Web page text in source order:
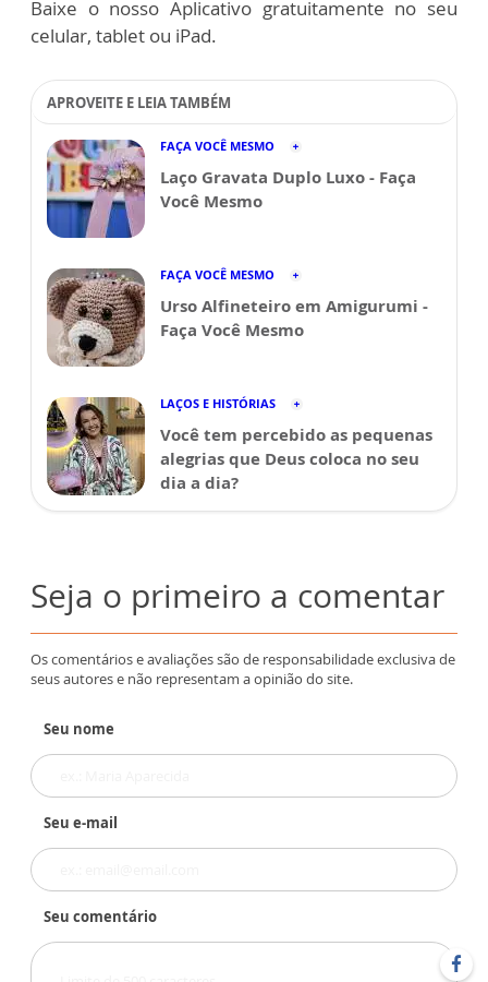
Baixe o nosso Aplicativo gratuitamente no seu
celular, tablet ou iPad.
APROVEITE E LEIA TAMBÉM
FAÇA VOCÊ MESMO
Laço Gravata Duplo Luxo - Faça
Você Mesmo
FAÇA VOCÊ MESMO
Urso Alfineteiro em Amigurumi -
Faça Você Mesmo
LAÇOS E HISTÓRIAS
Você tem percebido as pequenas
alegrias que Deus coloca no seu
dia a dia?
Seja o primeiro a comentar
Os comentários e avaliações são de responsabilidade exclusiva de
seus autores e não representam a opinião do site.
Seu nome
Seu e-mail
Seu comentário